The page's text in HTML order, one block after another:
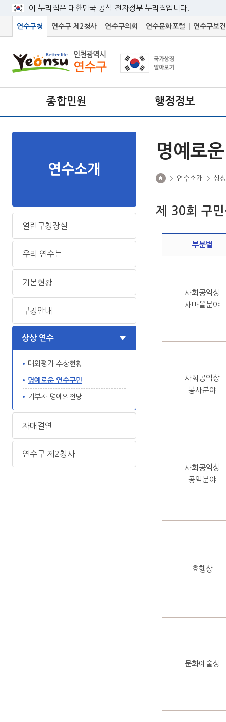
이 누리집은 대한민국 공식 전자정부 누리집입니다.
연수구청 연수구 제2청사 연수구의회 연수문화포털 연수구보
종합민원 행정정보
연수소개
열린구청장실
우리 연수는
기본현황
구청안내
상상 연수
대외평가 수상현황
명예로운 연수구민
기부자 명예의전당
자매결연
연수구 제2청사
명예로
연수소개 상
제 30회 구
부분별
사회공익상
새마을분야
사회공익상
봉사분야
사회공익상
공익분야
효행상
문화예술상